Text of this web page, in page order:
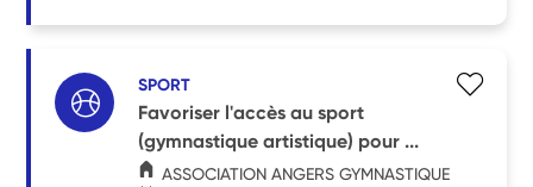
SPORT
Favoriser l'accès au sport
(gymnastique artistique) pour ...
ASSOCIATION ANGERS GYMNASTIQUE